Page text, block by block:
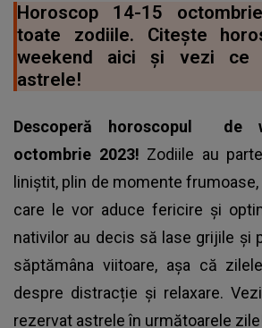
Horoscop 14-15
toate zodiile. Citește
weekend aici și vezi ce
astrele!
Descoperă horoscopul
de
octombrie 2023! Zodiile au
liniștit, plin de momente
care le vor aduce fericire și
nativilor au decis să lase grijile și
săptămâna viitoare, așa că
despre distracție și relaxare.
rezervat astrele în următoarele